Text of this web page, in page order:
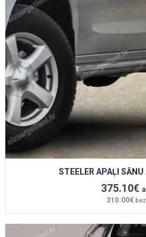
STEELER APAĻI SĀNU
375.10€
310.00€